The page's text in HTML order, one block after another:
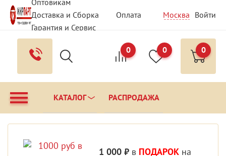
Оптовикам
Доставка и Сборка
Оплата
Гарантия и Сервис
Вопрос - Ответ
Контакты
Москва Войти
0 0 0
КАТАЛОГ РАСПРОДАЖА
1 000 ₽ в ПОДАРОК на